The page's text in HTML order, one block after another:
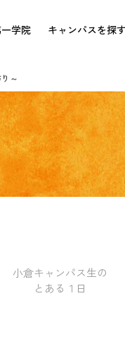
学院 キャンパスを探
～
小倉キャンパス生の
とある１日